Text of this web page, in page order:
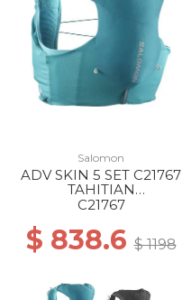
Salomon
ADV SKIN 5 SET C21767
TAHITIAN
TIDE/PEACOCK BL
C21767
$ 838.6$ 1198